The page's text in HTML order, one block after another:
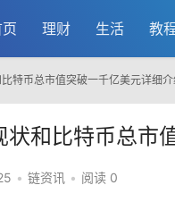
理财 生活 教
特币总市值突破一千亿美元详细介
状和比特币总市
• 链资讯 • 阅读 0